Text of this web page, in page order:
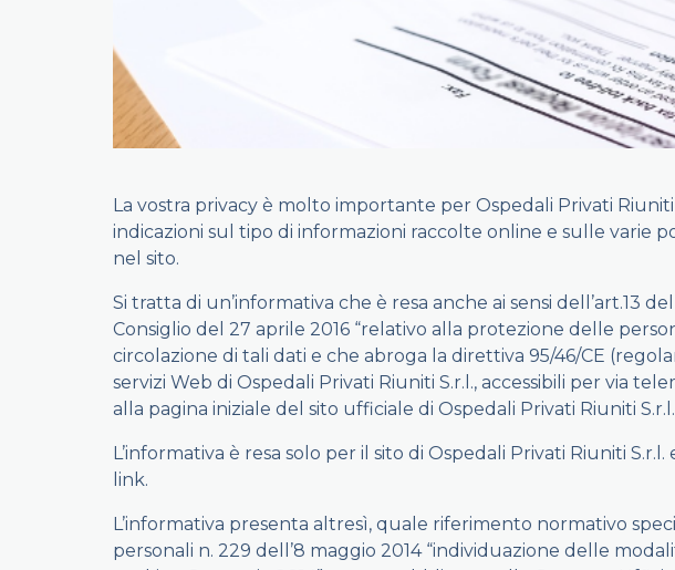
La vostra privacy è molto importante per Ospedali Privati
indicazioni sul tipo di informazioni raccolte online e sulle varie
nel sito.
Si tratta di un’informativa che è resa anche ai sensi dell’art.13
Consiglio del 27 aprile 2016 “relativo alla protezione delle
circolazione di tali dati e che abroga la direttiva 95/46/CE
servizi Web di Ospedali Privati Riuniti S.r.l., accessibili per via
alla pagina iniziale del sito ufficiale di Ospedali Privati Riuniti S.r.l.
L’informativa è resa solo per il sito di Ospedali Privati Riuniti
link.
L’informativa presenta altresì, quale riferimento normativo
personali n. 229 dell’8 maggio 2014 “individuazione delle